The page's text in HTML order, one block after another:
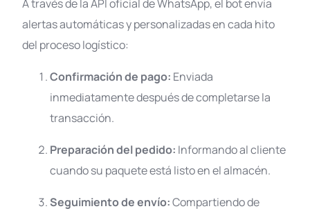
A través de la API oficial de WhatsApp, el bot envía
alertas automáticas y personalizadas en cada hito
del proceso logístico:
Confirmación de pago: Enviada
inmediatamente después de completarse la
transacción.
Preparación del pedido: Informando al cliente
cuando su paquete está listo en el almacén.
Seguimiento de envío:Compartiendo de